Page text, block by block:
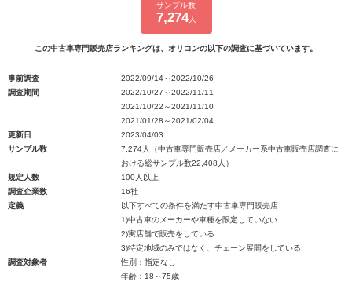
サンプル数
7,274人
この中古車専門販売店ランキングは、オリコンの以下の調査に基づいています。
事前調査
2022/09/14～2022/10/26
調査期間
2022/10/27～2022/11/11
2021/10/22～2021/11/10
2021/01/28～2021/02/04
更新日
2023/04/03
サンプル数
7,274人（中古車専門販売店／メーカー系中古車販売店調査に
おける総サンプル数22,408人）
規定人数
100人以上
調査企業数
16社
定義
以下すべての条件を満たす中古車専門販売店
1)中古車のメーカーや車種を限定していない
2)実店舗で販売をしている
3)特定地域のみではなく、チェーン展開をしている
調査対象者
性別：指定なし
年齢：18～75歳